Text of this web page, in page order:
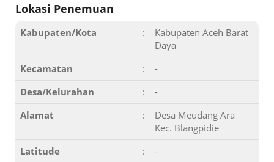
Lokasi Penemuan
Kabupaten/Kota :
Kabupaten Aceh Barat
Daya
Kecamatan
:
-
Desa/Kelurahan
:
-
Alamat
:
Desa Meudang Ara
Kec. Blangpidie
Latitude
:
-